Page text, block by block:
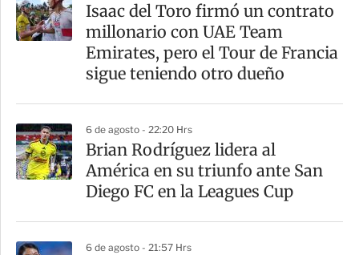
Isaac del Toro firmó un contrato
millonario con UAE Team
Emirates, pero el Tour de Francia
sigue teniendo otro dueño
6 de agosto - 22:20 Hrs
Brian Rodríguez lidera al
América en su triunfo ante San
Diego FC en la Leagues Cup
6 de agosto - 21:57 Hrs